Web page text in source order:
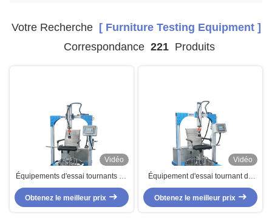
Votre Recherche[ Furniture Testing Equipment ]
Correspondance 221Produits
Vidéo
Équipements d'essai tournants de
meubles de chaise de bureau
pour l'essai de Seat de longévité
Obtenez le meilleur prix
Vidéo
Équipement d'essai tournant de
meubles de chaise de bureau
BIFMA X5.1-2002 à la chaise
d'essai
Obtenez le meilleur prix